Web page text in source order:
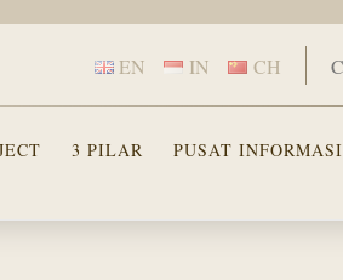
EN IN CH
3 PILAR PUSAT INFORMASI